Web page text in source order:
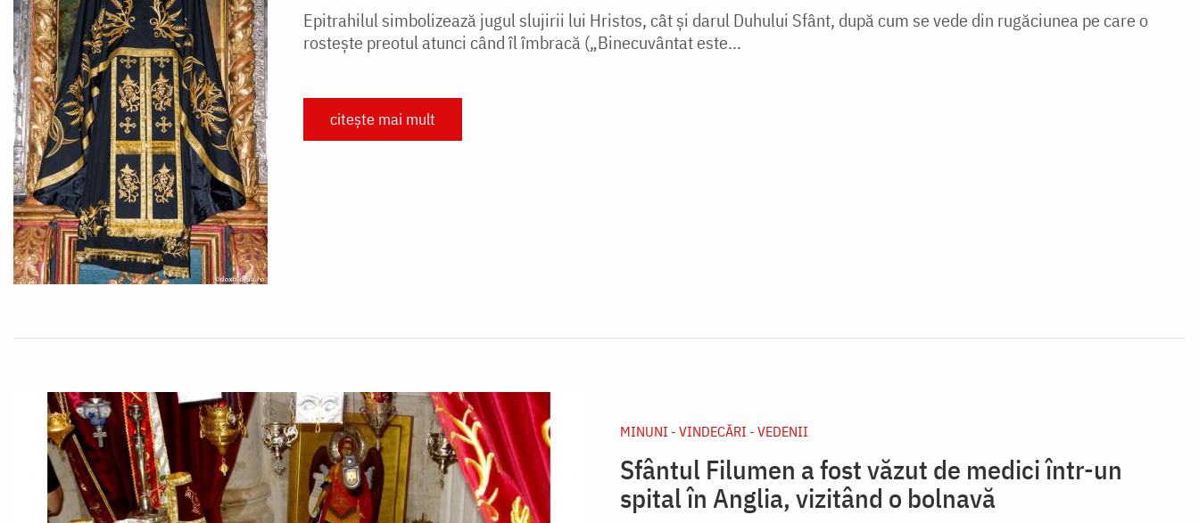
Epitrahilul simbolizează jugul slujirii lui Hristos, cât și darul Duhului Sfânt, după cum se vede din rugăciunea pe care o
rostește preotul atunci când îl îmbracă („Binecuvântat este...
citește mai mult
MINUNI - VINDECĂRI - VEDENII
Sfântul Filumen a fost văzut de medici într-un
spital în Anglia, vizitând o bolnavă